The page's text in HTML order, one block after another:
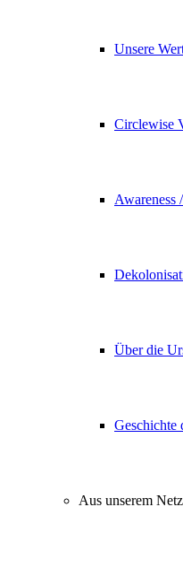
Unsere
Circlewise
Awareness
Über die
Geschichte
Aus unserem